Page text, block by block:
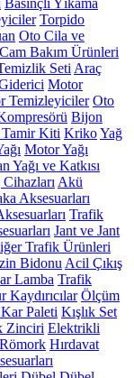
Basınçlı Yıkama
Torpido
Oto Cila ve
Bakım Ürünleri
Seti Araç
Motor
Temizleyiciler Oto
Bijon
Kiti KrikoYağ
Motor Yağı
Yağı ve Katkısı
Akü
Aksesuarları
Trafik
Jant ve Jant
Trafik Ürünleri
Bidonu Acil Çıkış
Lamba Trafik
Kaydırıcılar Ölçüm
Paleti Kışlık Set
Zinciri Elektrikli
Römork Hırdavat